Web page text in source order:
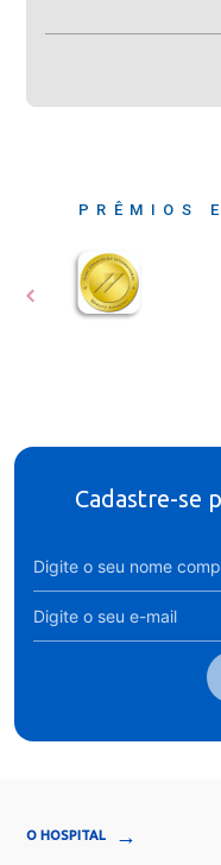
PRÊMIOS
Cadastre-se
O HOSPITAL →